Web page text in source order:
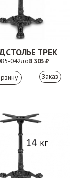
ТРЕК
042до8 303 ₽
Заказ